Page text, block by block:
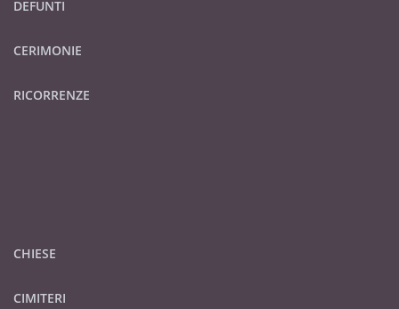
DEFUNTI
CERIMONIE
RICORRENZE
CHIESE
CIMITERI